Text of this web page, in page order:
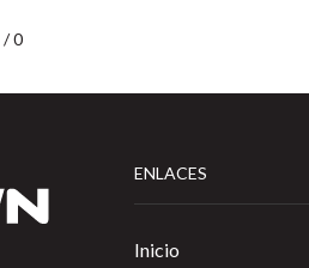
/0
ENLACES
Inicio